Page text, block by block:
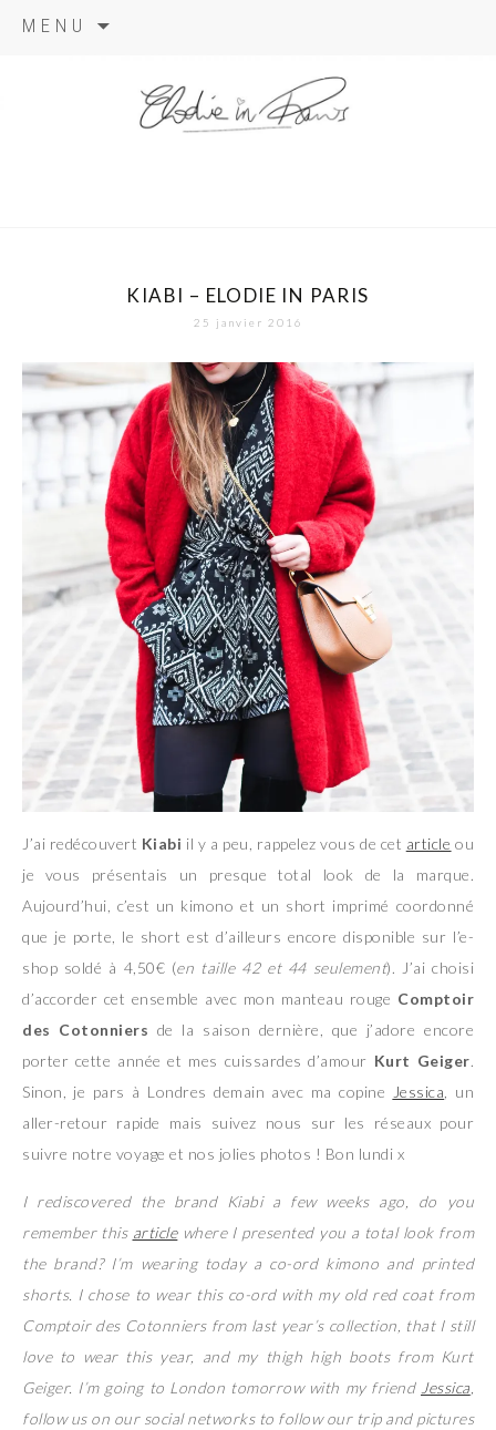
MENU
KIABI – ELODIE IN PARIS
25 janvier 2016
J’ai redécouvert Kiabi il y a peu, rappelez vous de cet article ou
je vous présentais un presque total look de la marque.
Aujourd’hui, c’est un kimono et un short imprimé coordonné
que je porte, le short est d’ailleurs encore disponible sur l’e-
shop soldé à 4,50€ (en taille 42 et 44 seulement). J’ai choisi
d’accorder cet ensemble avec mon manteau rouge Comptoir
des Cotonniers de la saison dernière, que j’adore encore
porter cette année et mes cuissardes d’amour Kurt Geiger.
Sinon, je pars à Londres demain avec ma copine Jessica, un
aller-retour rapide mais suivez nous sur les réseaux pour
suivre notre voyage et nos jolies photos ! Bon lundi x
I rediscovered the brand Kiabi a few weeks ago, do you
remember this articlewhere I presented you a total look from
the brand? I’m wearing today a co-ord kimono and printed
shorts. I chose to wear this co-ord with my old red coat from
Comptoir des Cotonniers from last year’s collection, that I still
love to wear this year, and my thigh high boots from Kurt
Geiger. I’m going to London tomorrow with my friend Jessica,
follow us on our social networks to follow our trip and pictures